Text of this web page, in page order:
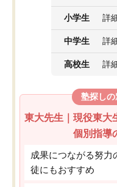
小学生 詳
中学生 詳
高校生 詳
塾探し
東大先生｜現役東大
個別指導
成果につながる努力
徒にもおすすめ